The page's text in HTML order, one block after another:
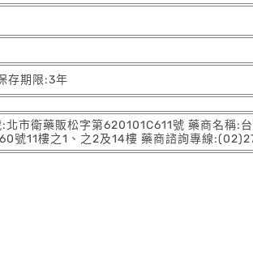
存期限:3年
市衛藥販松字第620101C611號 藥商名稱:
號11樓之1、之2及14樓 藥商諮詢專線